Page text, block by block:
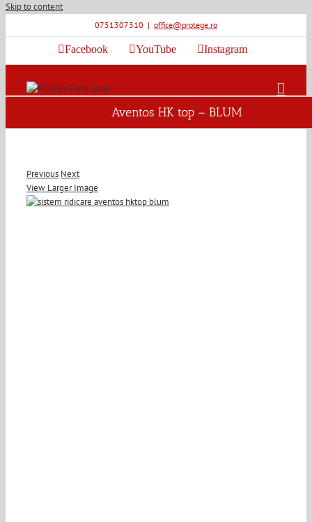
Skip to content
0751307310 | office@protege.ro
Facebook YouTube Instagram
Aventos HK top – BLUM
Previous Next
View Larger Image